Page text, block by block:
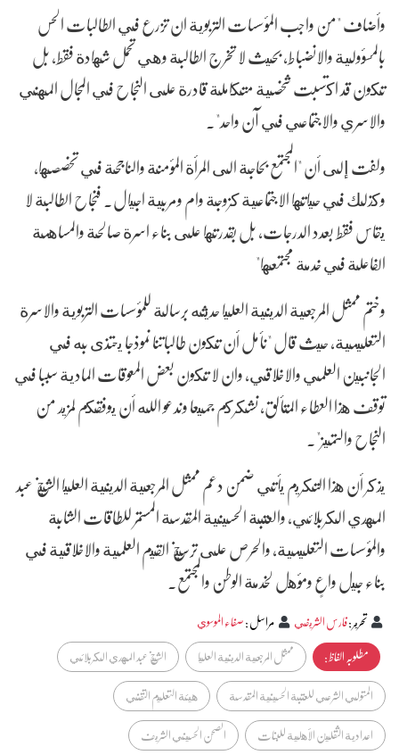
وأضاف "من واجب المؤسسات التربوية ان تزرع في الطالبات الحس
بالمسؤولية والانضباط، بحيث لا تخرج الطالبة وهي تحمل شهادة فقط، بل
تكون قد اكتسبت شخصية متكاملة قادرة على النجاح في المجال المهني
والاسري والاجتماعي في آن واحد".
ولفت إلى أن "المجتمع بحاجة الى المرأة المؤمنة والناجحة في تخصصها،
وكذلك في حياتها الاجتماعية كزوجة وام ومربية اجيال. فنجاح الطالبة لا
يقاس فقط بعدد الدرجات، بل بقدرتها على بناء اسرة صالحة والمساهمة
الفاعلة في خدمة مجتمعها"
وختم ممثل المرجعية الدينية العليا حديثه برسالة للمؤسسات التربوية والاسرة
التعليمية، حيث قال "نأمل أن تكون طالباتنا نموذجا يحتذى به في
الجانبين العلمي والاخلاقي، وان لا تكون بعض المعوقات المادية سببا في
توقف هذا العطاء المتألق، نشكركم جميعا وندعو الله أن يوفقكم لمزيد من
النجاح والتميز".
يذكر أن هذا التكريم يأتي ضمن دعم ممثل المرجعية الدينية العليا الشيخ عبد
المهدي الكربلائي، والعتبة الحسينية المقدسة المستمر للطاقات الشابة
والمؤسسات التعليمية، والحرص على ترسيخ القيم العلمية والاخلاقية في
بناء جيل واعٍ ومؤهل لخدمة الوطن والمجتمع.
تحرير:فارس الشريفي مراسل:صفاء الموسوي
مطلوبہ الفاظ :
ممثل المرجعية الدينية العليا
الشيخ عبد المهدي الكربلائي
المتولي الشرعي للعتبة الحسينية المقدسة
هيئة التعليم التقني
اعدادية الثقلين الأهلية للبنات
الصحن الحسيني الشريف